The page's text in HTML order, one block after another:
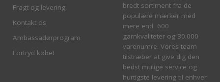
Fragt og levering
Kontakt os
Ambassadørprogram
Fortryd købet
bredt sortiment fra de
populære mærker med
mere end 600
garnkvaliteter og 30.000
varenumre. Vores team
tilstræber at give dig den
bedst mulige service og
hurtigste levering til enhver